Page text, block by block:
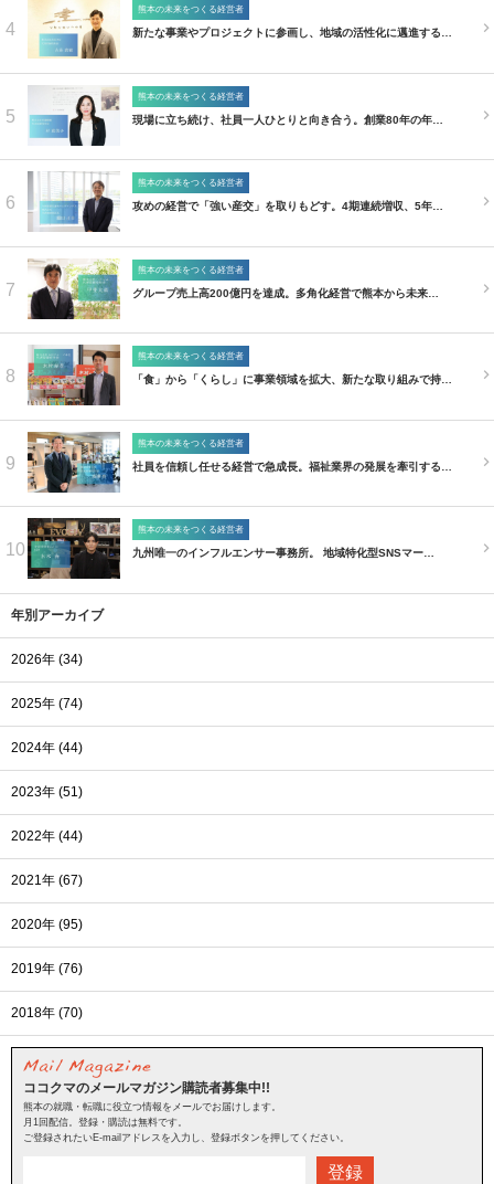
4
熊本の未来をつくる経営者
新たな事業やプロジェクトに参画し、地域の活性化に邁進する…
5
熊本の未来をつくる経営者
現場に立ち続け、社員一人ひとりと向き合う。創業80年の年…
6
熊本の未来をつくる経営者
攻めの経営で「強い産交」を取りもどす。4期連続増収、5年…
7
熊本の未来をつくる経営者
グループ売上高200億円を達成。多角化経営で熊本から未来…
8
熊本の未来をつくる経営者
「食」から「くらし」に事業領域を拡大、新たな取り組みで持…
9
熊本の未来をつくる経営者
社員を信頼し任せる経営で急成長。福祉業界の発展を牽引する…
10
熊本の未来をつくる経営者
九州唯一のインフルエンサー事務所。 地域特化型SNSマー…
年別アーカイブ
2026年 (34)
2025年 (74)
2024年 (44)
2023年 (51)
2022年 (44)
2021年 (67)
2020年 (95)
2019年 (76)
2018年 (70)
ココクマのメールマガジン購読者募集中!!
熊本の就職・転職に役立つ情報をメールでお届けします。
月1回配信。登録・購読は無料です。
ご登録されたいE-mailアドレスを入力し、登録ボタンを押してください。
登録